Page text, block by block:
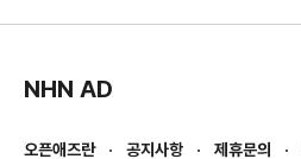
NHN AD
오픈애즈란 공지사항 제휴문의